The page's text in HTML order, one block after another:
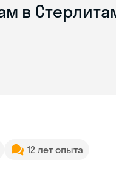
в
12 лет опыта